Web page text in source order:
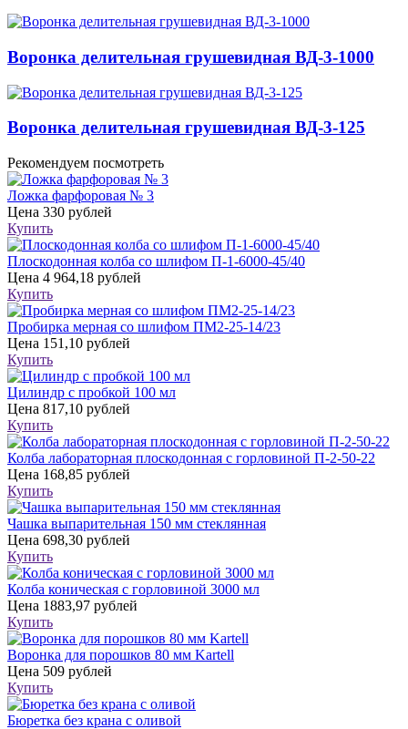
Воронка делительная грушевидная ВД-3-1000
Воронка делительная грушевидная ВД-3-125
Рекомендуем посмотреть
Ложка фарфоровая № 3
Цена 330 рублей
Купить
Плоскодонная колба со шлифом П-1-6000-45/40
Цена 4 964,18 рублей
Купить
Пробирка мерная со шлифом ПМ2-25-14/23
Цена 151,10 рублей
Купить
Цилиндр с пробкой 100 мл
Цена 817,10 рублей
Купить
Колба лабораторная плоскодонная с горловиной П-2-50-22
Цена 168,85 рублей
Купить
Чашка выпарительная 150 мм стеклянная
Цена 698,30 рублей
Купить
Колба коническая с горловиной 3000 мл
Цена 1883,97 рублей
Купить
Воронка для порошков 80 мм Kartell
Цена 509 рублей
Купить
Бюретка без крана с оливой